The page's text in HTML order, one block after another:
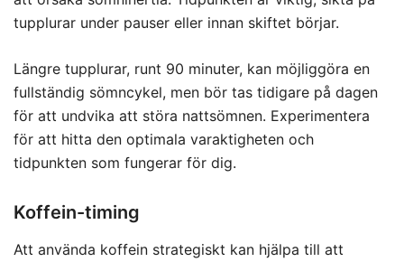
tupplurar under pauser eller innan skiftet börjar.
Längre tupplurar, runt 90 minuter, kan möjliggöra en
fullständig sömncykel, men bör tas tidigare på dagen
för att undvika att störa nattsömnen. Experimentera
för att hitta den optimala varaktigheten och
tidpunkten som fungerar för dig.
Koffein-timing
Att använda koffein strategiskt kan hjälpa till att